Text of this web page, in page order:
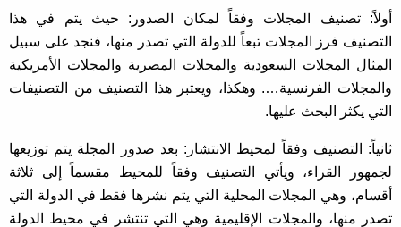
أولاً: تصنيف المجلات وفقاً لمكان الصدور: حيث يتم في هذا
التصنيف فرز المجلات تبعاً للدولة التي تصدر منها، فنجد على سبيل
المثال المجلات السعودية والمجلات المصرية والمجلات الأمريكية
والمجلات الفرنسية…. وهكذا، ويعتبر هذا التصنيف من التصنيفات
التي يكثر البحث عليها.
ثانياً: التصنيف وفقاً لمحيط الانتشار: بعد صدور المجلة يتم توزيعها
لجمهور القراء، ويأتي التصنيف وفقاً للمحيط مقسماً إلى ثلاثة
أقسام، وهي المجلات المحلية التي يتم نشرها فقط في الدولة التي
تصدر منها، والمجلات الإقليمية وهي التي تنتشر في محيط الدولة